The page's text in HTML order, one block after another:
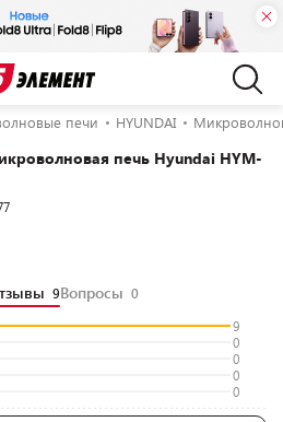
печи HYUNDAI
печь Hyundai HYM-
9Вопросы 0
9
0
0
0
0